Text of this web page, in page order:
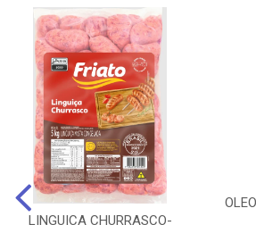
LINGUICA CHURRASCO-